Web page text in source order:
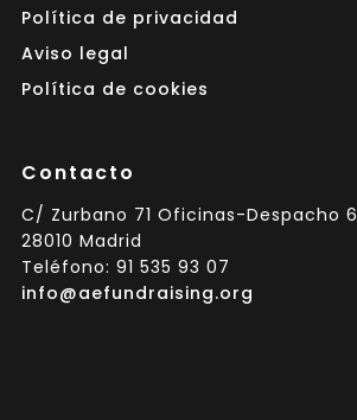
Política de privacidad
Aviso legal
Política de cookies
Contacto
C/ Zurbano 71 Oficinas-Despacho 6
28010 Madrid
Teléfono: 91 535 93 07
info@aefundraising.org